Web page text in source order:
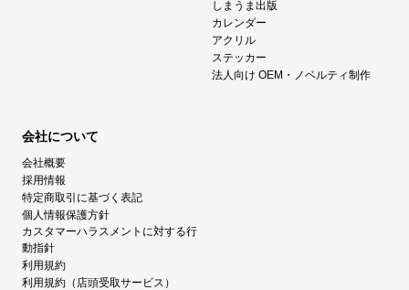
しまうま出版
カレンダー
アクリル
ステッカー
法人向け OEM・ノベルティ制作
会社について
会社概要
採用情報
特定商取引に基づく表記
個人情報保護方針
カスタマーハラスメントに対する行
動指針
利用規約
利用規約（店頭受取サービス）